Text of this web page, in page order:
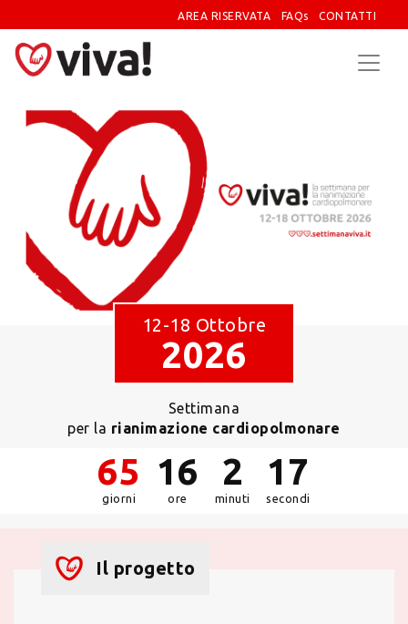
AREA RISERVATA FAQs CONTATTI
12-18 Ottobre
2026
Settimana
per la rianimazione cardiopolmonare
65
giorni
16
ore
2
minuti
17
secondi
Il progetto